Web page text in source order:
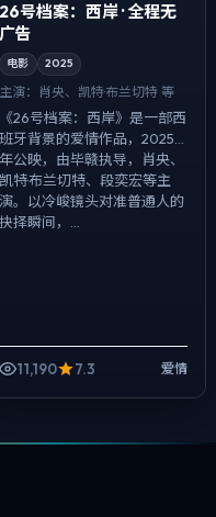
26号档案：西岸 · 全程无
广告
电影 2025
主演： 肖央、凯特·布兰切特 等
《26号档案：西岸》是一部西
班牙背景的爱情作品，2025
年公映，由毕赣执导，肖央、
凯特·布兰切特、段奕宏等主
演。以冷峻镜头对准普通人的
抉择瞬间，...
11,190 7.3 爱情